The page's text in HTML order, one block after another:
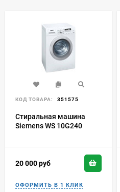
КОД ТОВАРА: 351575
Стиральная машина
Siemens WS 10G240
20 000руб